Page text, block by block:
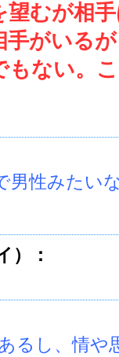
むが相
手がいる
ない。
男性みたい
）：
るし、情や